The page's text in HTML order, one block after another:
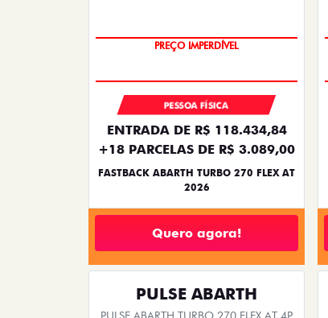
TAXA ZERO
PESSOA FÍSICA
ENTRADA DE R$ 118.434,84
+18 PARCELAS DE R$ 3.089,00
FASTBACK ABARTH TURBO 270 FLEX AT
2026
Quero agora!
PULSE ABARTH